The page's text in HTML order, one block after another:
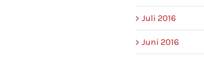
Juli 2016
Juni 2016